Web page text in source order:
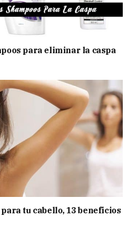
para eliminar la caspa
tu cabello, 13 beneficios